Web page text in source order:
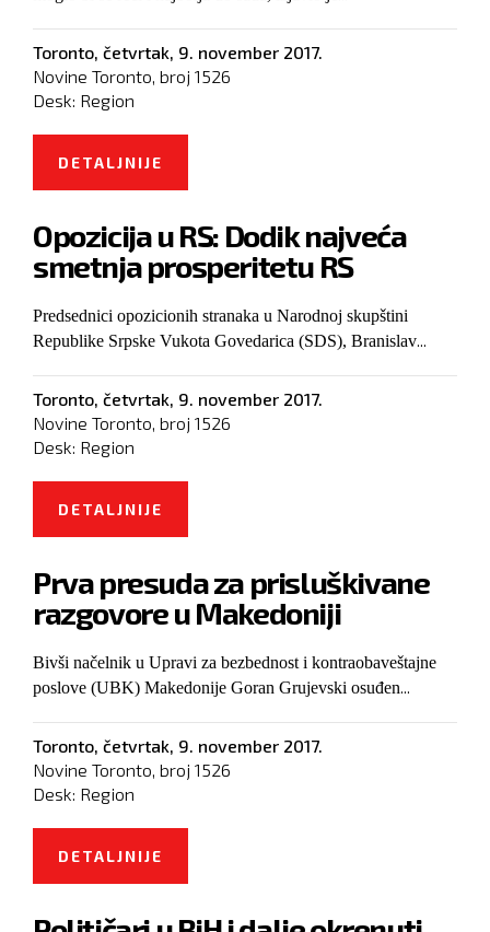
Toronto, četvrtak, 9. november 2017.
Novine Toronto, broj 1526
Desk: Region
DETALJNIJE
Opozicija u RS: Dodik najveća
smetnja prosperitetu RS
Predsednici opozicionih stranaka u Narodnoj skupštini
Republike Srpske Vukota Govedarica (SDS), Branislav
Toronto, četvrtak, 9. november 2017.
Novine Toronto, broj 1526
Desk: Region
DETALJNIJE
Prva presuda za prisluškivane
razgovore u Makedoniji
Bivši načelnik u Upravi za bezbednost i kontraobaveštajne
poslove (UBK) Makedonije Goran Grujevski osuđen
Toronto, četvrtak, 9. november 2017.
Novine Toronto, broj 1526
Desk: Region
DETALJNIJE